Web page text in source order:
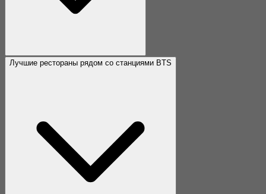
Лучшие рестораны рядом со станциями BTS